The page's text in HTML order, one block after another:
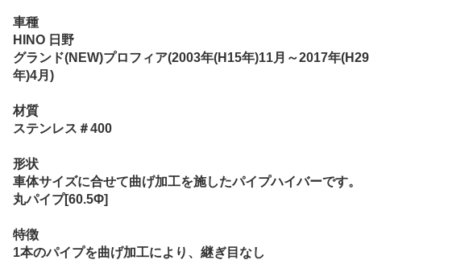
車種
HINO 日野
グランド(NEW)プロフィア(2003年(H15年)11月～2017年(H29
年)4月)
材質
ステンレス＃400
形状
車体サイズに合せて曲げ加工を施したパイプハイバーです。
丸パイプ[60.5Φ]
特徴
1本のパイプを曲げ加工により、継ぎ目なし